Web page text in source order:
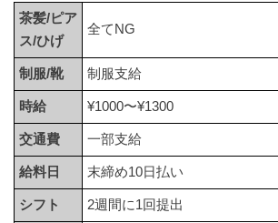
茶髪/ピア
ス/ひげ
全てNG
制服/靴 制服支給
時給 ¥1000〜¥1300
交通費 一部支給
給料日 末締め10日払い
シフト 2週間に1回提出